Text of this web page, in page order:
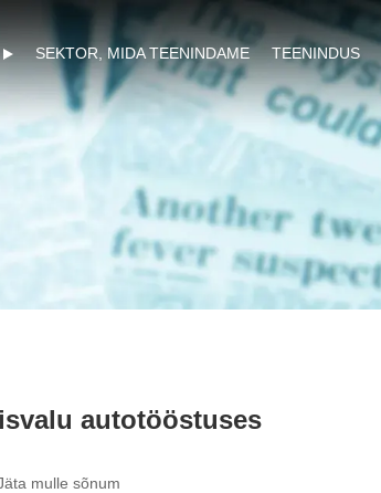
SEKTOR, MIDA TEENINDAME TEENINDUS
autotööstuses
mulle sõnum